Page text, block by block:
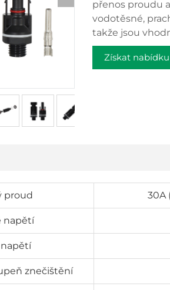
přenos proudu
vodotěsné,
takže jsou
Získat nabídku
proud 30A
napětí
znečištění